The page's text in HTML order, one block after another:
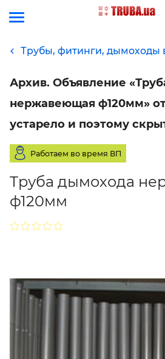
Трубы, фитинги, дымоходы
Архив. Объявление
нержавеющая ф120мм» от
устарело и поэтому
Работаем во время ВП
Труба дымохода
ф120мм